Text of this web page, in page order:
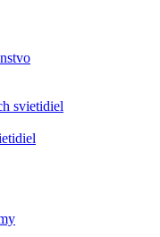
svietidiel